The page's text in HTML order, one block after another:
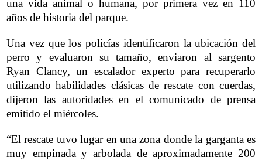
una vida animal o humana, por primera vez en 110
años de historia del parque.
Una vez que los policías identificaron la ubicación del
perro y evaluaron su tamaño, enviaron al sargento
Ryan Clancy, un escalador experto para recuperarlo
utilizando habilidades clásicas de rescate con cuerdas,
dijeron las autoridades en el comunicado de prensa
emitido el miércoles.
“El rescate tuvo lugar en una zona donde la garganta es
muy empinada y arbolada de aproximadamente 200